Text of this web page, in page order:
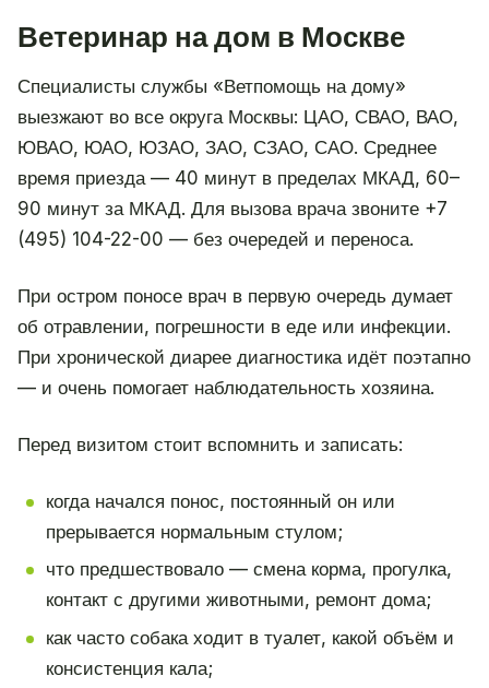
Ветеринар на дом в Москве
Специалисты службы «Ветпомощь на дому»
выезжают во все округа Москвы: ЦАО, СВАО, ВАО,
ЮВАО, ЮАО, ЮЗАО, ЗАО, СЗАО, САО. Среднее
время приезда — 40 минут в пределах МКАД, 60–
90 минут за МКАД. Для вызова врача звоните +7
(495) 104-22-00 — без очередей и переноса.
При остром поносе врач в первую очередь думает
об отравлении, погрешности в еде или инфекции.
При хронической диарее диагностика идёт поэтапно
— и очень помогает наблюдательность хозяина.
Перед визитом стоит вспомнить и записать:
когда начался понос, постоянный он или
прерывается нормальным стулом;
что предшествовало — смена корма, прогулка,
контакт с другими животными, ремонт дома;
как часто собака ходит в туалет, какой объём и
консистенция кала;